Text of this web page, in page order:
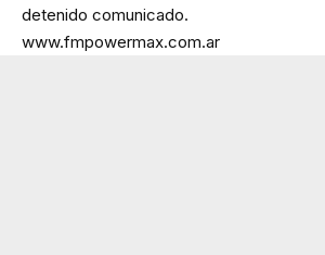
detenido comunicado.
www.fmpowermax.com.ar